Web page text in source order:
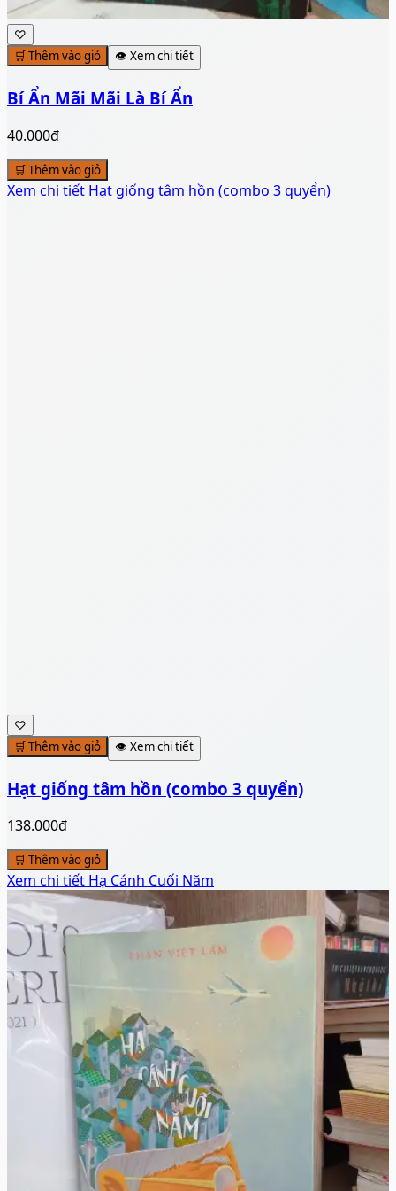
♡
🛒 Thêm vào giỏ
👁️ Xem chi tiết
Bí Ẩn Mãi Mãi Là Bí Ẩn
40.000đ
🛒 Thêm vào giỏ
Xem chi tiết Hạt giống tâm hồn (combo 3 quyển)
🛒 Thêm vào giỏ
Xem chi tiếtHạ Cánh Cuối Năm
🛒 Thêm vào giỏ
👁️ Xem chi tiết